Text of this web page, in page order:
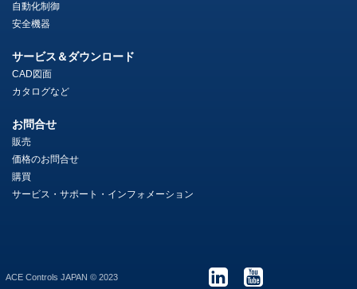
自動化制御
安全機器
サービス＆ダウンロード
CAD図面
カタログなど
お問合せ
販売
価格のお問合せ
購買
サービス・サポート・インフォメーション
ACE Controls JAPAN © 2023